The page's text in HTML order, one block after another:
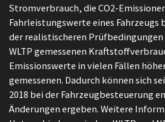
Stromverbrauch, die CO2-
Fahrleistungswerte eines Fahrzeugs
der realistischeren Prüfbedingungen
WLTP gemessenen
Emissionswerte in vielen Fällen
gemessenen. Dadurch können sich
2018 bei der Fahrzeugbesteuerung
Änderungen ergeben. Weitere